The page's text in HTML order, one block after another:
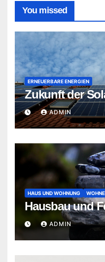
You missed
ERNEUERBARE ENERGIEN
Zukunft der
ADMIN
HAUS UND WOHNUNG
Hausbau und
ADMIN